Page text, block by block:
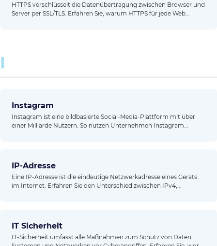
HTTPS verschlüsselt die Datenübertragung zwischen Browser und
Server per SSL/TLS. Erfahren Sie, warum HTTPS für jede Web...
I
Instagram
Instagram ist eine bildbasierte Social-Media-Plattform mit über
einer Milliarde Nutzern. So nutzen Unternehmen Instagram...
IP-Adresse
Eine IP-Adresse ist die eindeutige Netzwerkadresse eines Geräts
im Internet. Erfahren Sie den Unterschied zwischen IPv4,...
IT Sicherheit
IT-Sicherheit umfasst alle Maßnahmen zum Schutz von Daten,